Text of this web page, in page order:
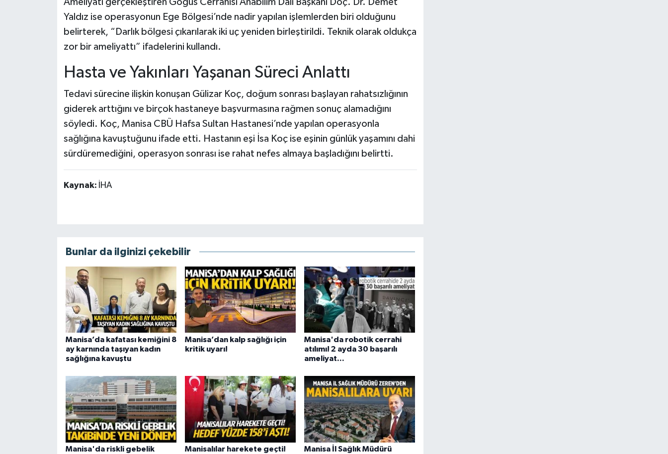
Yaldız ise operasyonun Ege Bölgesi’nde nadir yapılan işlemlerden biri olduğunu
belirterek, “Darlık bölgesi çıkarılarak iki uç yeniden birleştirildi. Teknik olarak oldukça
zor bir ameliyattı” ifadelerini kullandı.
Hasta ve Yakınları Yaşanan Süreci Anlattı
Tedavi sürecine ilişkin konuşan Gülizar Koç, doğum sonrası başlayan rahatsızlığının
giderek arttığını ve birçok hastaneye başvurmasına rağmen sonuç alamadığını
söyledi. Koç, Manisa CBÜ Hafsa Sultan Hastanesi’nde yapılan operasyonla
sağlığına kavuştuğunu ifade etti. Hastanın eşi İsa Koç ise eşinin günlük yaşamını dahi
sürdüremediğini, operasyon sonrası ise rahat nefes almaya başladığını belirtti.
Kaynak: İHA
Bunlar da ilginizi çekebilir
Manisa’da kafatası kemiğini 8
ay karnında taşıyan kadın
sağlığına kavuştu
Manisa’dan kalp sağlığı için
kritik uyarı!
Manisa'da robotik cerrahi
atılımı! 2 ayda 30 başarılı
ameliyat...
Manisa'da riskli gebelik Manisalılar harekete geçti! Manisa İl Sağlık Müdürü